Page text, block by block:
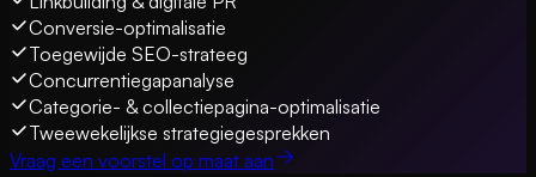
Conversie-optimalisatie
Toegewijde SEO-strateeg
Concurrentiegapanalyse
Categorie- & collectiepagina-optimalisatie
Tweewekelijkse strategiegesprekken
Vraag een voorstel op maat aan